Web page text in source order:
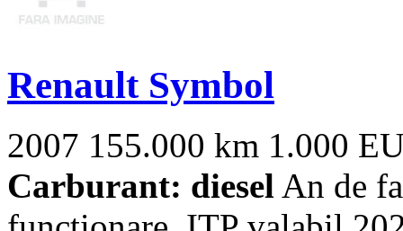
Renault Symbol
2007 155.000 km 1.000
Carburant: diesel An de